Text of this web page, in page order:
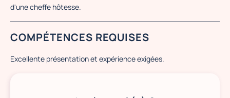
d'une cheffe hôtesse.
COMPÉTENCES REQUISES
Excellente présentation et expérience exigées.